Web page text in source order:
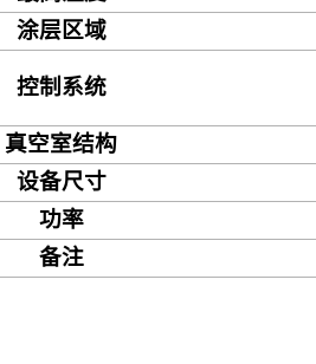
涂层区域
控制系统
真空室结构
设备尺寸
功率
备注